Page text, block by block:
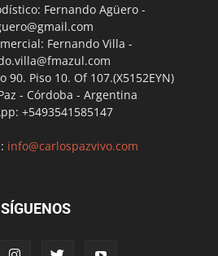
Fernando Agüero -
Fernando Villa -
90. Piso 10. Of 107.(X5152EYN)
- Córdoba - Argentina
+5493541585147
info@carlospazvivo.com
SÍGUENOS